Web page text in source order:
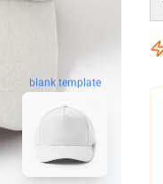
blank template